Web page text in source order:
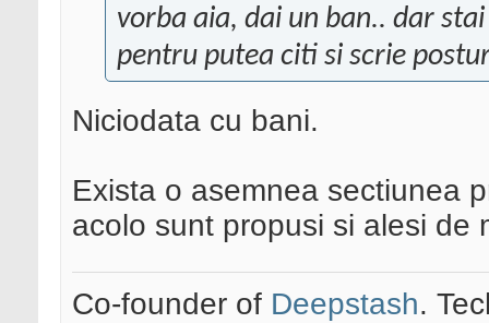
vorba aia, dai un ban.. dar
pentru putea citi si scrie
Niciodata cu bani.
Exista o asemnea sectiunea
acolo sunt propusi si alesi de
Co-founder of Deepstash.